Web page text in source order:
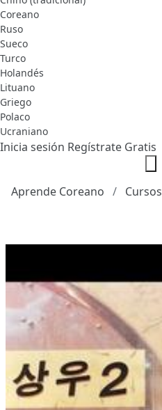
Coreano
Ruso
Sueco
Turco
Holandés
Lituano
Griego
Polaco
Ucraniano
Inicia sesión Regístrate Gratis
Aprende Coreano Cursos